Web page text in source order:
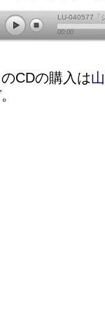
00:00
LU-040577「
CDの購入は